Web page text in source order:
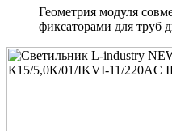
Геометрия модуля
фиксаторами для труб